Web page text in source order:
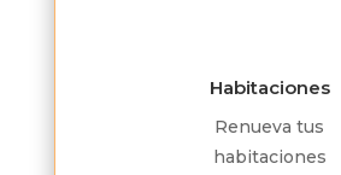
Habitaciones
Renueva tus
habitaciones